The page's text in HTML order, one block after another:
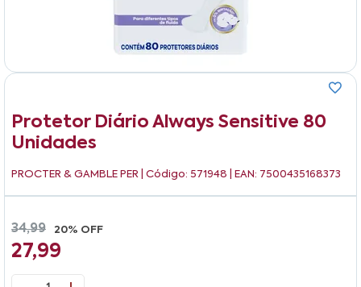
Protetor Diário Always Sensitive 80
Unidades
PROCTER & GAMBLE PER | Código: 571948 | EAN: 7500435168373
34,99 20% OFF
27,99